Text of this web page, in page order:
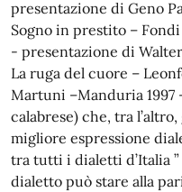
presentazione di Geno
Sogno in prestito –
- presentazione di
La ruga del cuore –
Martuni –Manduria
calabrese) che, tra
migliore espressione
tra tutti i dialetti d’Italia
dialetto può stare alla